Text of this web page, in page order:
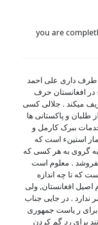
you are
داری علی احمد
افغانستان حرف
میکند . جلالی کسی
و پاکستانی ها
ببرک کارمل و
استینء است که
500 سال دیگر به گروی به هر کسی که
. معلوم است
که تا چه اندازه
اصیل افغانستان, ولی
ندارد . در جایی جناب
ر یاست جمهوری
برای رد گم کردن